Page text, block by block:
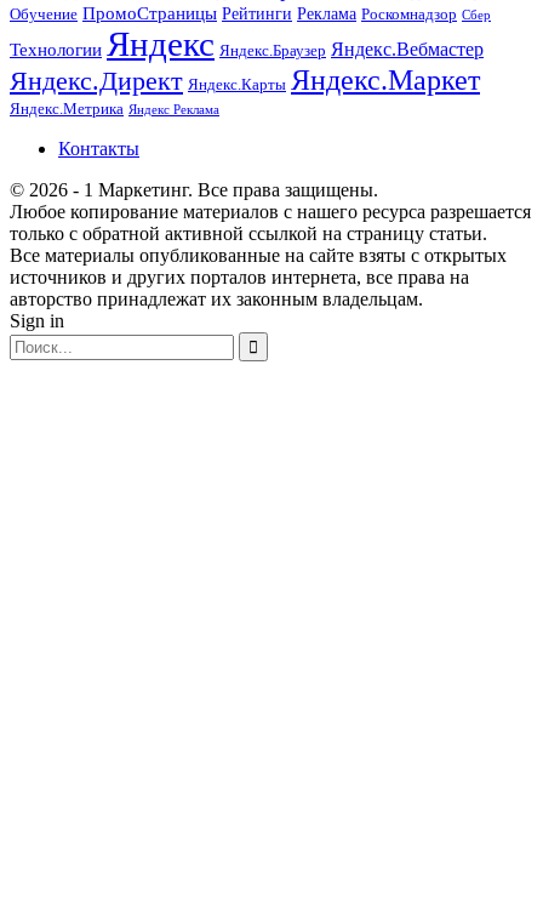
Обучение ПромоСтраницы Рейтинги Реклама Роскомнадзор Сбер
Технологии Яндекс Яндекс.Браузер Яндекс.Вебмастер
Яндекс.Директ Яндекс.Карты Яндекс.Маркет
Яндекс.Метрика Яндекс Реклама
Контакты
© 2026 - 1 Маркетинг. Все права защищены.
Любое копирование материалов с нашего ресурса разрешается
только с обратной активной ссылкой на страницу статьи.
Все материалы опубликованные на сайте взяты с открытых
источников и других порталов интернета, все права на
авторство принадлежат их законным владельцам.
Sign in